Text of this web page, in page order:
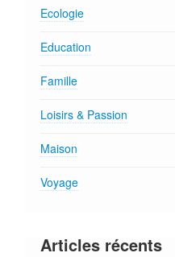
Ecologie
Education
Famille
Loisirs & Passion
Maison
Voyage
Articles récents